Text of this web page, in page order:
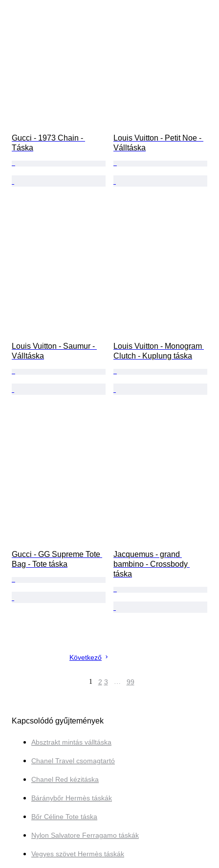
Gucci - 1973 Chain -
Táska
Louis Vuitton - Petit Noe -
Válltáska
Louis Vuitton - Saumur -
Válltáska
Louis Vuitton - Monogram
Clutch - Kuplung táska
Gucci - GG Supreme Tote
Bag - Tote táska
Jacquemus - grand
bambino - Crossbody
táska
Következő
1 2 3 … 99
Kapcsolódó gyűjtemények
Absztrakt mintás válltáska
Chanel Travel csomagtartó
Chanel Red kézitáska
Báránybőr Hermès táskák
Bőr Céline Tote táska
Nylon Salvatore Ferragamo táskák
Vegyes szövet Hermès táskák